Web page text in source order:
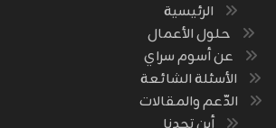
الرئيسية
حلول الأعمال
عن أسوم سراي
الأسئلة الشائعة
الدّعم والمقالات